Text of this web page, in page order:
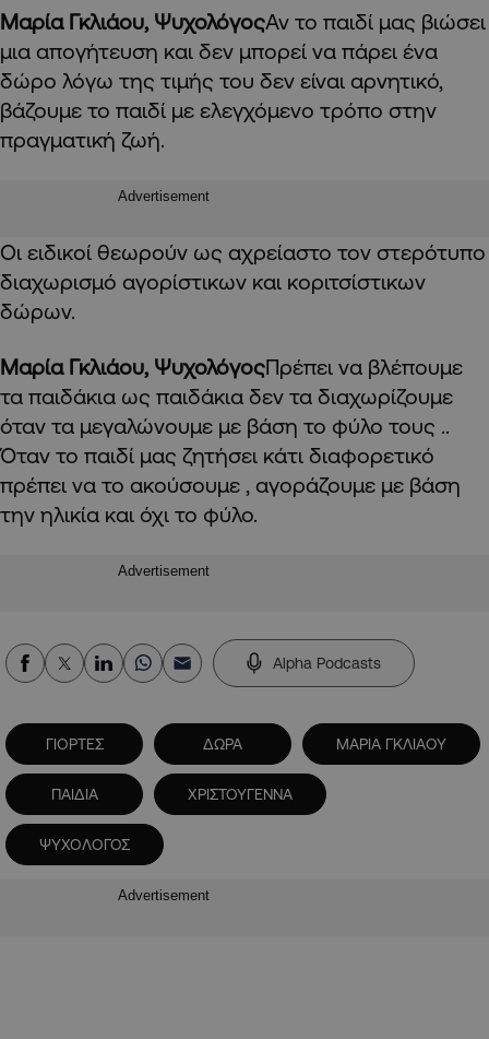
Μαρία Γκλιάου, ΨυχολόγοςΑν το παιδί μας βιώσει
μια απογήτευση και δεν μπορεί να πάρει ένα
δώρο λόγω της τιμής του δεν είναι αρνητικό,
βάζουμε το παιδί με ελεγχόμενο τρόπο στην
πραγματική ζωή.
Advertisement
Οι ειδικοί θεωρούν ως αχρείαστο τον στερότυπο
διαχωρισμό αγορίστικων και κοριτσίστικων
δώρων.
Μαρία Γκλιάου, ΨυχολόγοςΠρέπει να βλέπουμε
τα παιδάκια ως παιδάκια δεν τα διαχωρίζουμε
όταν τα μεγαλώνουμε με βάση το φύλο τους ..
Όταν το παιδί μας ζητήσει κάτι διαφορετικό
πρέπει να το ακούσουμε , αγοράζουμε με βάση
την ηλικία και όχι το φύλο.
Advertisement
Alpha Podcasts
ΓΙΟΡΤΕΣ ΔΩΡΑ ΜΑΡΙΑ ΓΚΛΙΑΟΥ
ΠΑΙΔΙΑ ΧΡΙΣΤΟΥΓΕΝΝΑ
ΨΥΧΟΛΟΓΟΣ
Advertisement